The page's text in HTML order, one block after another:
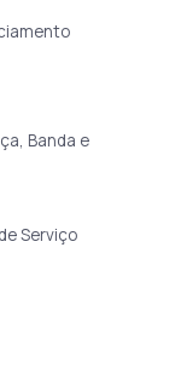
Banda e
Serviço